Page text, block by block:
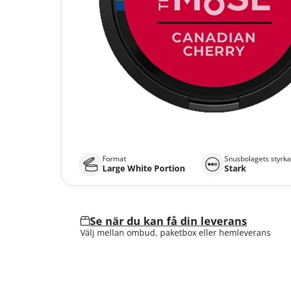
Format
Large White Portion
Snusbolagets styrka
Stark
Se när du kan få din leverans
Välj mellan ombud, paketbox eller hemleverans